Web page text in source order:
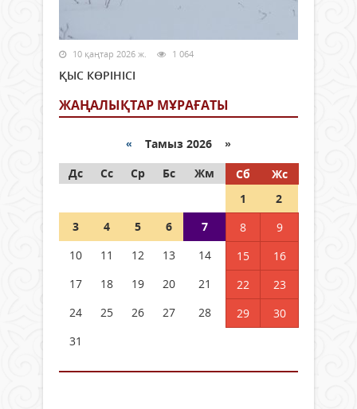
10 қаңтар 2026 ж. 1 064
ҚЫС КӨРІНІСІ
ЖАҢАЛЫҚТАР МҰРАҒАТЫ
« Тамыз 2026 »
Дс
Сс Ср Бс Жм Сб
Жс
1
2
3
4 5 6 7 8
9
10
11 12 13 14 15
16
17
18 19 20 21 22
23
24
25 26 27 28 29
30
31